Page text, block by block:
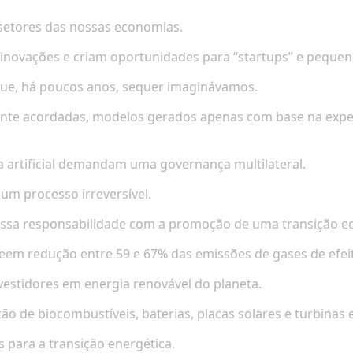
das nossas economias.
e criam oportunidades para “startups”e
há poucos anos, sequer imaginávamos.
acordadas, modelos gerados apenas com base na
demandam uma governança multilateral.
processo irreversível.
responsabilidade com a promoção de uma transição
redução entre 59 e 67% das emissões de gases de
em energia renovável do planeta.
de biocombustíveis, baterias, placas solares e turbinas
para a transição energética.